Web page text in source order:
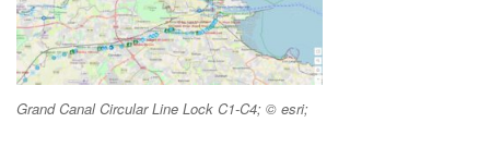
Grand Canal Circular Line Lock C1-C4; © esri;